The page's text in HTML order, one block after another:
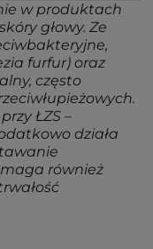
w produktach
głowy. Ze
furfur) oraz
często
ŁZS –
działa
również